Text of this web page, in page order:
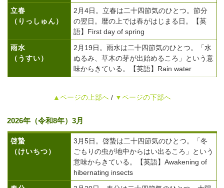
立春
（りっしゅん）
2月4日。立春は二十四節気のひとつ。節分
の翌日。暦の上では春がはじまる日。【英
語】First day of spring
雨水
（うすい）
2月19日。雨水は二十四節気のひとつ。「水
ぬるみ、草木の芽が出始めるころ」という意
味からきている。【英語】Rain water
▲ページの上部へ / ▼ページの下部へ
2026年（令和8年）3月
啓蟄
（けいちつ）
3月5日。啓蟄は二十四節気のひとつ。「冬
ごもりの虫が地中からはい出るころ」という
意味からきている。【英語】Awakening of
hibernating insects